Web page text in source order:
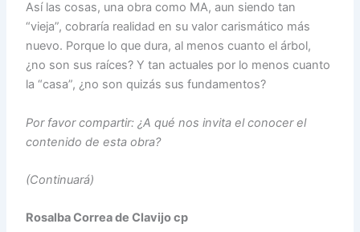
Así las cosas, una obra como MA, aun siendo tan
“vieja”, cobraría realidad en su valor carismático más
nuevo. Porque lo que dura, al menos cuanto el árbol,
¿no son sus raíces? Y tan actuales por lo menos cuanto
la “casa”, ¿no son quizás sus fundamentos?
Por favor compartir: ¿A qué nos invita el conocer el
contenido de esta obra?
(Continuará)
Rosalba Correa de Clavijo cp